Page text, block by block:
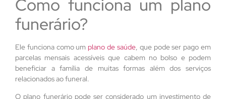
Como funciona um plano
funerário?
Ele funciona como umplano de saúde, que pode ser pago em
parcelas mensais acessíveis que cabem no bolso e podem
beneficiar a família de muitas formas além dos serviços
relacionados ao funeral.
O plano funerário pode ser considerado um investimento de